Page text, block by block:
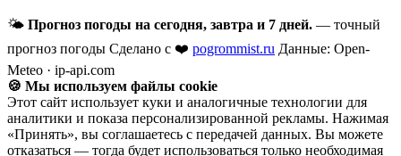
🌤 Прогноз погоды на сегодня, завтра и 7 дней. — точный
прогноз погоды Сделано с ❤️ pogrommist.ru Данные: Open-
Meteo · ip-api.com
🍪 Мы используем файлы cookie
Этот сайт использует куки и аналогичные технологии для
аналитики и показа персонализированной рекламы. Нажимая
«Принять», вы соглашаетесь с передачей данных. Вы можете
отказаться — тогда будет использоваться только необходимая